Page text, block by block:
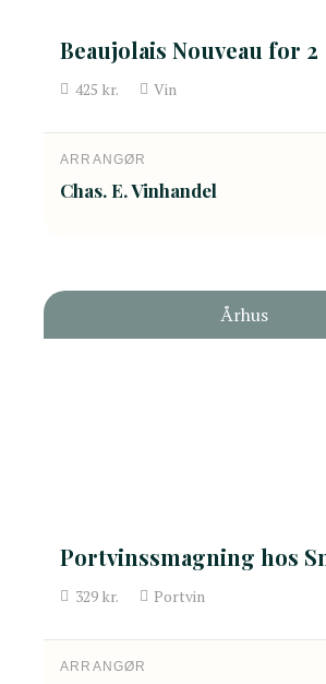
Beaujolais Nouveau for 2
425 kr. Vin
ARRANGØR
Chas. E. Vinhandel
Århus
Portvinssmagning hos
329kr. Portvin
ARRANGØR